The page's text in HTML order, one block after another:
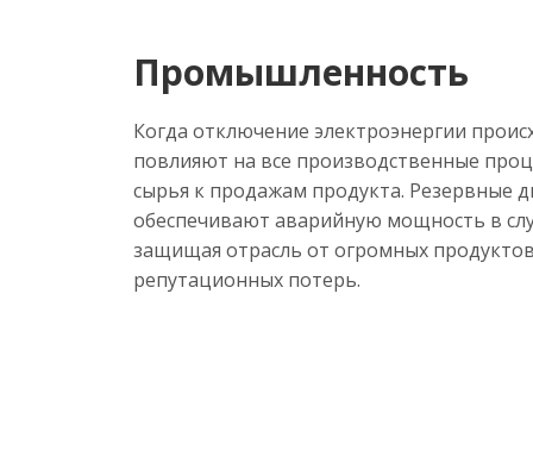
Промышленность
Когда отключение электроэнергии
повлияют на все производственные
сырья к продажам продукта. Резервные
обеспечивают аварийную мощность в
защищая отрасль от огромных
репутационных потерь.
<